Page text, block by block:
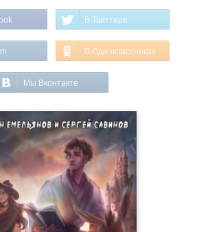
В Твиттере
В Одноклассниках
Мы Вконтакте